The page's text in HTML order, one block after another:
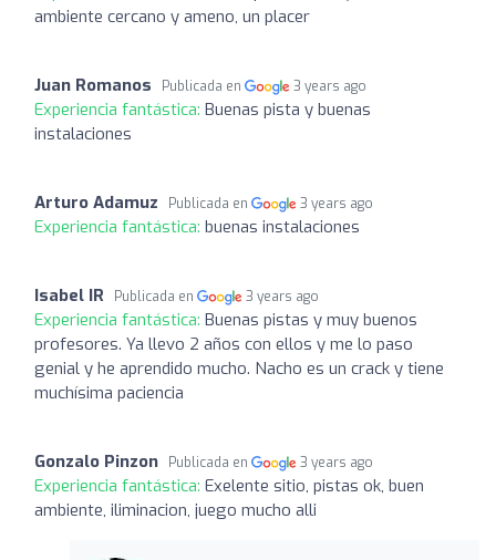
ambiente cercano y ameno, un placer
Juan Romanos Publicada en 3 years ago
Experiencia fantástica: Buenas pista y buenas
instalaciones
Arturo Adamuz Publicada en 3 years ago
Experiencia fantástica: buenas instalaciones
Isabel IR Publicada en 3 years ago
Experiencia fantástica: Buenas pistas y muy buenos
profesores. Ya llevo 2 años con ellos y me lo paso
genial y he aprendido mucho. Nacho es un crack y tiene
muchísima paciencia
Gonzalo Pinzon Publicada en 3 years ago
Experiencia fantástica: Exelente sitio, pistas ok, buen
ambiente, iliminacion, juego mucho alli